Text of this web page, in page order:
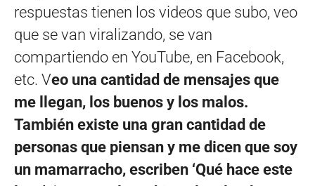
respuestas tienen los videos que subo, veo
que se van viralizando, se van
compartiendo en YouTube, en Facebook,
etc. Veo una cantidad de mensajes que
me llegan, los buenos y los malos.
También existe una gran cantidad de
personas que piensan y me dicen que soy
un mamarracho, escriben ‘Qué hace este